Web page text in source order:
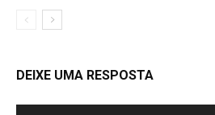
DEIXE UMA RESPOSTA